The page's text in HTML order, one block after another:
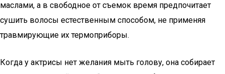
маслами, а в свободное от съемок время предпочитает
сушить волосы естественным способом, не применяя
травмирующие их термоприборы.
Когда у актрисы нет желания мыть голову, она собирает